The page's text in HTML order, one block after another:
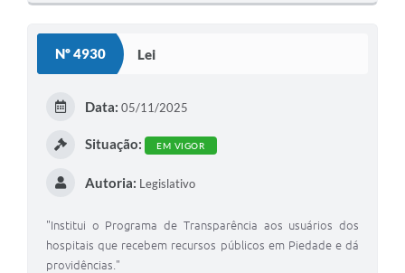
Nº 4930 Lei
Data: 05/11/2025
Situação: EM VIGOR
Autoria: Legislativo
"Institui o Programa de Transparência aos usuários dos
hospitais que recebem recursos públicos em Piedade e dá
providências."